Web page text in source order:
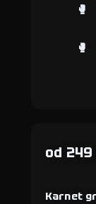
od 249
Karnet